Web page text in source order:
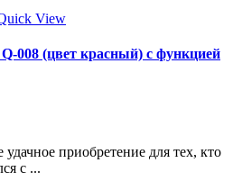
View
008 (цвет красный) с функцией
приобретение для тех, кто
с ...